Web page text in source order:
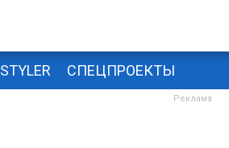
STYLER СПЕЦПРОЕКТЫ